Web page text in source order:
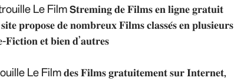
Le Film 𝗦𝐭𝐫𝐞𝐦𝐢𝐧𝐠 𝐝𝐞 𝐅𝐢𝐥𝐦𝐬 𝐞𝐧 𝐥𝐢𝐠𝐧𝐞 𝐠𝐫𝐚𝐭𝐮𝐢𝐭
𝐩𝐫𝐨𝐩𝐨𝐬𝐞 𝐝𝐞 𝐧𝐨𝐦𝐛𝐫𝐞𝐮𝐱 𝐅𝐢𝐥𝐦𝐬 𝐜𝐥𝐚𝐬𝐬𝐞́𝐬 𝐞𝐧 𝐩𝐥𝐮𝐬𝐢𝐞𝐮𝐫𝐬
𝐞𝐭 𝐛𝐢𝐞𝐧 𝐝’𝐚𝐮𝐭𝐫𝐞𝐬
Le Film 𝐝𝐞𝐬 𝐅𝐢𝐥𝐦𝐬 𝐠𝐫𝐚𝐭𝐮𝐢𝐭𝐞𝐦𝐞𝐧𝐭 𝐬𝐮𝐫 𝐈𝐧𝐭𝐞𝐫𝐧𝐞𝐭,